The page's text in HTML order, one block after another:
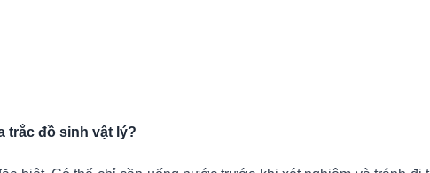
trắc đồ sinh vật lý?